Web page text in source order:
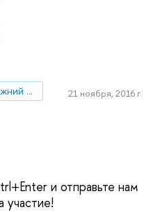
Факультет менеджмента (Нижний Новгород)
21 ноября, 2016 г.
и отправьте нам
участие!